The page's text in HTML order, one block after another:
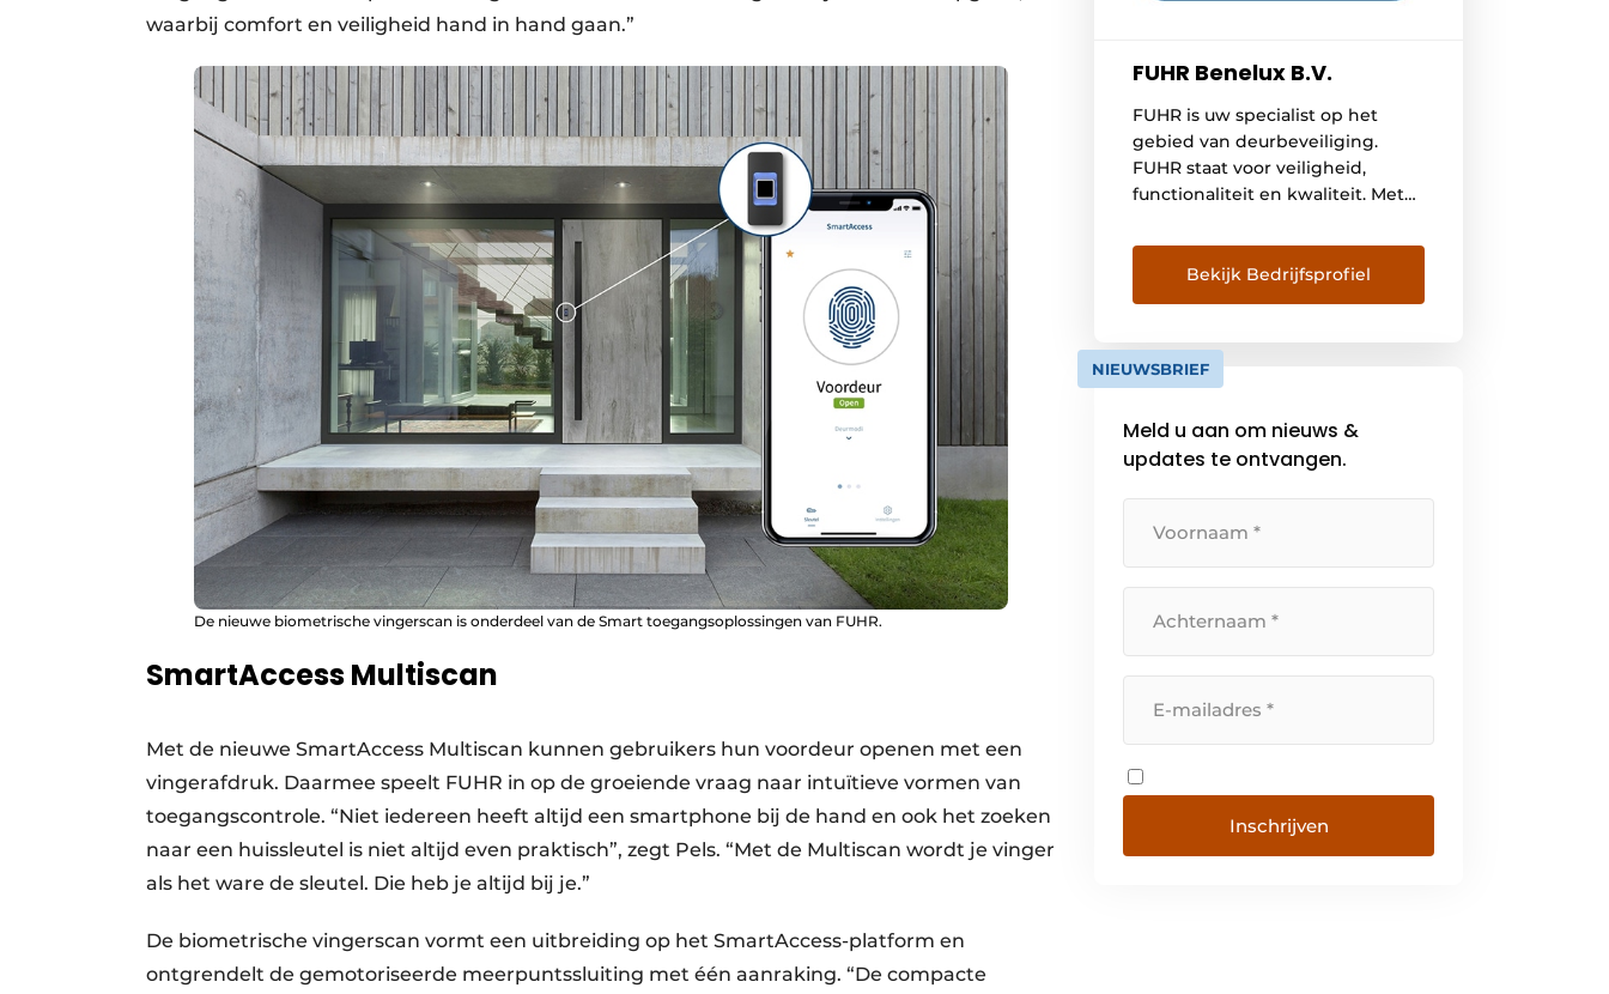
waarbij comfort en veiligheid hand in hand gaan.”
De nieuwe biometrische vingerscan is onderdeel van de Smart toegangsoplossingen van FUHR.
SmartAccess Multiscan
Met de nieuwe SmartAccess Multiscan kunnen gebruikers hun voordeur openen met een
vingerafdruk. Daarmee speelt FUHR in op de groeiende vraag naar intuïtieve vormen van
toegangscontrole. “Niet iedereen heeft altijd een smartphone bij de hand en ook het zoeken
naar een huissleutel is niet altijd even praktisch”, zegt Pels. “Met de Multiscan wordt je vinger
als het ware de sleutel. Die heb je altijd bij je.”
De biometrische vingerscan vormt een uitbreiding op het SmartAccess-platform en
ontgrendelt de gemotoriseerde meerpuntssluiting met één aanraking. “De compacte
FUHR Benelux B.V.
FUHR is uw specialist op het
gebied van deurbeveiliging.
FUHR staat voor veiligheid,
functionaliteit en kwaliteit. Met
proberen wij uw leven een
stukje veiliger en comfortabeler
te maken. Onze passie en
deurbeveiliging vormen onze
drijfveer om innovatieve
merk FUHR staat […]
Bekijk Bedrijfsprofiel
NIEUWSBRIEF
Meld u aan om nieuws &
updates te ontvangen.
Inschrijven